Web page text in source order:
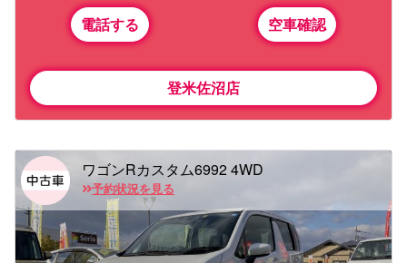
電話する 空車確認
登米佐沼店
ワゴンRカスタム6992 4WD
予約状況を見る